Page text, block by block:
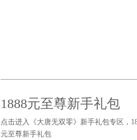
1888元至尊新手礼包
点击进入《大唐无双零》新手礼包专区，
元至尊新手礼包